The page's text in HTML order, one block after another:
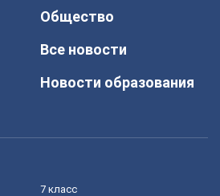
Общество
Все новости
Новости образования
7 класс